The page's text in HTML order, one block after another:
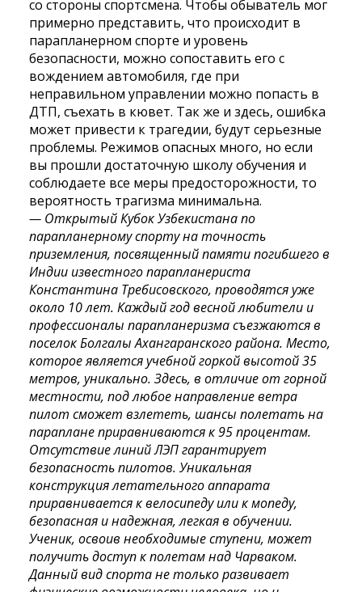
со стороны спортсмена. Чтобы обыватель мог
примерно представить, что происходит в
парапланерном спорте и уровень
безопасности, можно сопоставить его с
вождением автомобиля, где при
неправильном управлении можно попасть в
ДТП, съехать в кювет. Так же и здесь, ошибка
может привести к трагедии, будут серьезные
проблемы. Режимов опасных много, но если
вы прошли достаточную школу обучения и
соблюдаете все меры предосторожности, то
вероятность трагизма минимальна.
— Открытый Кубок Узбекистана по
парапланерному спорту на точность
приземления, посвященный памяти погибшего в
Индии известного парапланериста
Константина Требисовского, проводятся уже
около 10 лет. Каждый год весной любители и
профессионалы парапланеризма съезжаются в
поселок Болгалы Ахангаранского района. Место,
которое является учебной горкой высотой 35
метров, уникально. Здесь, в отличие от горной
местности, под любое направление ветра
пилот сможет взлететь, шансы полетать на
параплане приравниваются к 95 процентам.
Отсутствие линий ЛЭП гарантирует
безопасность пилотов. Уникальная
конструкция летательного аппарата
приравнивается к велосипеду или к мопеду,
безопасная и надежная, легкая в обучении.
Ученик, освоив необходимые ступени, может
получить доступ к полетам над Чарваком.
Данный вид спорта не только развивает